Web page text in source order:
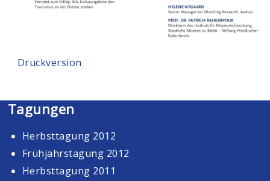
Druckversion
Tagungen
Herbsttagung 2012
Frühjahrstagung 2012
Herbsttagung 2011